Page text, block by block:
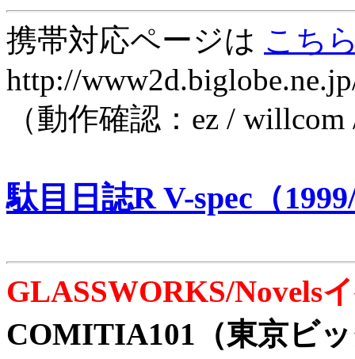
携帯対応ページは こち
http://
（動作確認：ez /
駄目日誌R V-spec（
GLASSWORKS/Novels
COMITIA101（東京ビ